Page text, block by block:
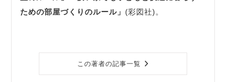
ための部屋づくりのルール」 (彩図社)。
この著者の記事一覧